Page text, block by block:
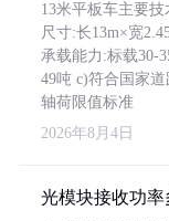
13米平板车主要
尺寸:长13m×宽
承载能力:标载30-
49吨 c)符合国家
轴荷限值标准
2026年8月4日
光模块接收功率